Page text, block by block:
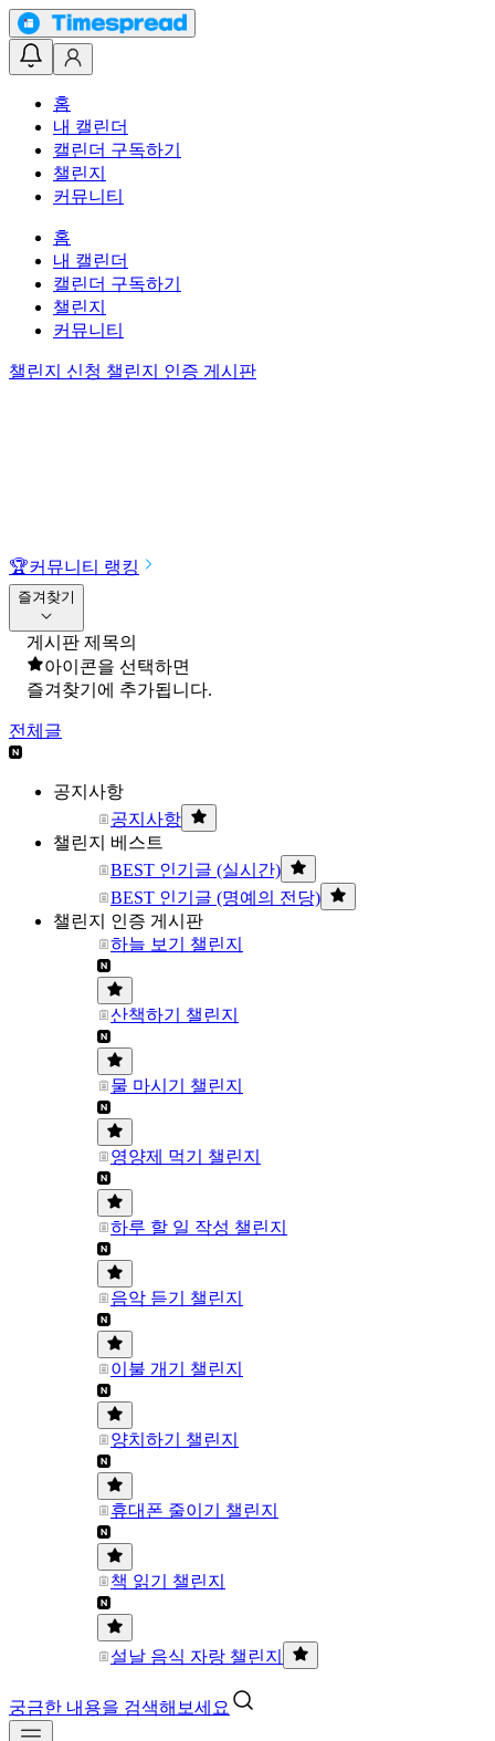
홈
내 캘린더
캘린더 구독하기
챌린지
커뮤니티
홈
내 캘린더
캘린더 구독하기
챌린지
커뮤니티
챌린지 신청 챌린지 인증 게시판
🏆커뮤니티 랭킹
즐겨찾기
게시판 제목의
아이콘을 선택하면
즐겨찾기에 추가됩니다.
전체글
공지사항
공지사항
챌린지 베스트
BEST 인기글 (실시간)
BEST 인기글 (명예의 전당)
챌린지 인증 게시판
하늘 보기 챌린지
산책하기 챌린지
물 마시기 챌린지
영양제 먹기 챌린지
하루 할 일 작성 챌린지
음악 듣기 챌린지
이불 개기 챌린지
양치하기 챌린지
휴대폰 줄이기 챌린지
책 읽기 챌린지
설날 음식 자랑 챌린지
궁금한 내용을 검색해보세요